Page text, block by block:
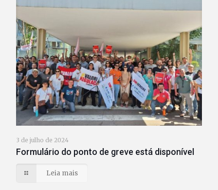
3 de julho de 2024
Formulário do ponto de greve está disponível
Leia mais